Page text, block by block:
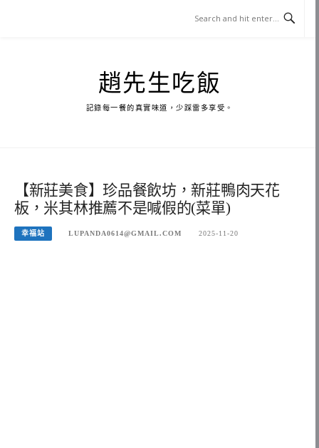
趙先生吃飯
記錄每一餐的真實味道，少踩雷多享受。
【新莊美食】珍品餐飲坊，新莊鴨肉天花
板，米其林推薦不是喊假的(菜單)
幸福站 LUPANDA0614@GMAIL.COM 2025-11-20